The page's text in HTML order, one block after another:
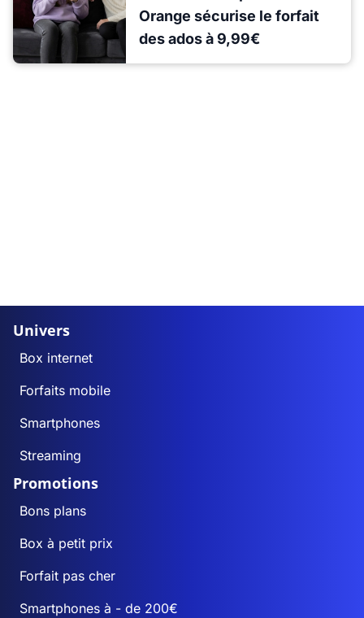
Orange sécurise le forfait
des ados à 9,99€
Univers
Box internet
Forfaits mobile
Smartphones
Streaming
Promotions
Bons plans
Box à petit prix
Forfait pas cher
Smartphones à - de 200€